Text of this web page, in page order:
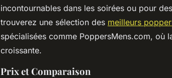
incontournables dans les soirées ou pour
trouverez une sélection des meilleurs
spécialisées comme PoppersMens.com,
croissante.
Prix et Comparaison